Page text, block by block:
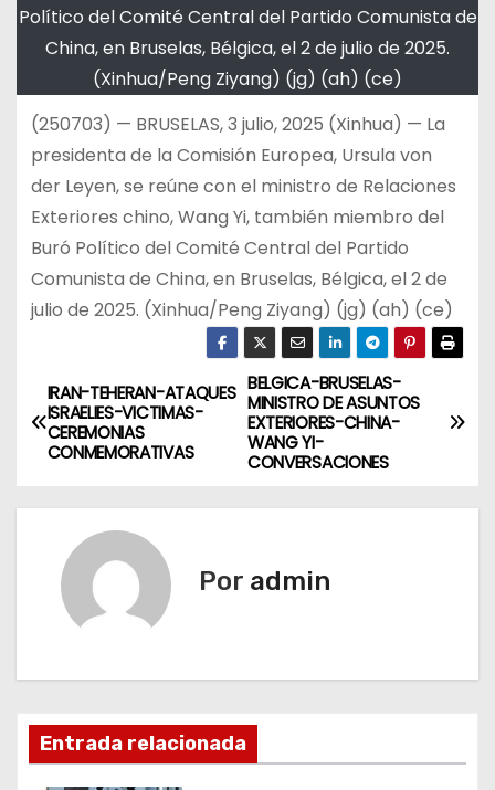
Político del Comité Central del Partido Comunista de
China, en Bruselas, Bélgica, el 2 de julio de 2025.
(Xinhua/Peng Ziyang) (jg) (ah) (ce)
(250703) — BRUSELAS, 3 julio, 2025 (Xinhua) — La
presidenta de la Comisión Europea, Ursula von
der Leyen, se reúne con el ministro de Relaciones
Exteriores chino, Wang Yi, también miembro del
Buró Político del Comité Central del Partido
Comunista de China, en Bruselas, Bélgica, el 2 de
julio de 2025. (Xinhua/Peng Ziyang) (jg) (ah) (ce)
N
a
c
i
ó
BELGICA-BRUSELAS-
MINISTRO DE ASUNTOS
EXTERIORES-CHINA-
WANG YI-
CONVERSACIONES
IRAN-TEHERAN-ATAQUES
ISRAELIES-VICTIMAS-
CEREMONIAS
CONMEMORATIVAS
Por admin
Entrada relacionada